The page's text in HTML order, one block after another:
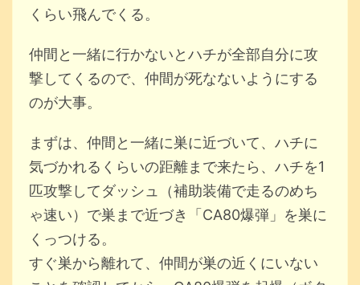
くらい飛んでくる。
仲間と一緒に行かないとハチが全部自分に攻
撃してくるので、仲間が死なないようにする
のが大事。
まずは、仲間と一緒に巣に近づいて、ハチに
気づかれるくらいの距離まで来たら、ハチを1
匹攻撃してダッシュ（補助装備で走るのめち
ゃ速い）で巣まで近づき「CA80爆弾」を巣に
くっつける。
すぐ巣から離れて、仲間が巣の近くにいない